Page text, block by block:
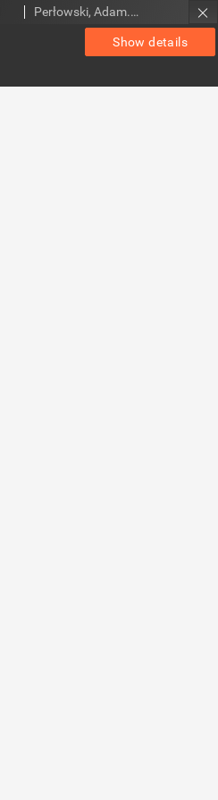
Show details
Perłowski, Adam. Red.